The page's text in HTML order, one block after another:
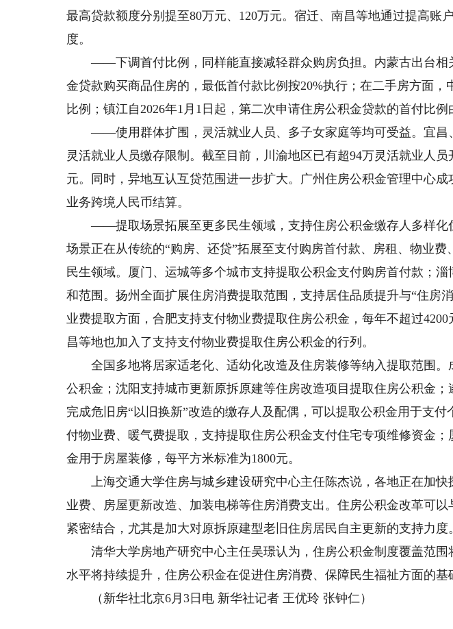
最高贷款额度分别提至80万元、120万元。宿迁、南昌等地通过提高账
度。
——下调首付比例，同样能直接减轻群众购房负担。内蒙古出台相
金贷款购买商品住房的，最低首付款比例按20%执行；在二手房方面，
比例；镇江自2026年1月1日起，第二次申请住房公积金贷款的首付比例
——使用群体扩围，灵活就业人员、多子女家庭等均可受益。宜昌
灵活就业人员缴存限制。截至目前，川渝地区已有超94万灵活就业人
元。同时，异地互认互贷范围进一步扩大。广州住房公积金管理中心
业务跨境人民币结算。
——提取场景拓展至更多民生领域，支持住房公积金缴存人多样化
场景正在从传统的“购房、还贷”拓展至支付购房首付款、房租、物业费
民生领域。厦门、运城等多个城市支持提取公积金支付购房首付款；
和范围。扬州全面扩展住房消费提取范围，支持居住品质提升与“住房
业费提取方面，合肥支持支付物业费提取住房公积金，每年不超过
昌等地也加入了支持支付物业费提取住房公积金的行列。
全国多地将居家适老化、适幼化改造及住房装修等纳入提取范围。
公积金；沈阳支持城市更新原拆原建等住房改造项目提取住房公积金
完成危旧房“以旧换新”改造的缴存人及配偶，可以提取公积金用于支
付物业费、暖气费提取，支持提取住房公积金支付住宅专项维修资金
金用于房屋装修，每平方米标准为1800元。
上海交通大学住房与城乡建设研究中心主任陈杰说，各地正在加快
业费、房屋更新改造、加装电梯等住房消费支出。住房公积金改革可
紧密结合，尤其是加大对原拆原建型老旧住房居民自主更新的支持力度
清华大学房地产研究中心主任吴璟认为，住房公积金制度覆盖范围
水平将持续提升，住房公积金在促进住房消费、保障民生福祉方面的基
（新华社北京6月3日电 新华社记者 王优玲 张钟仁）